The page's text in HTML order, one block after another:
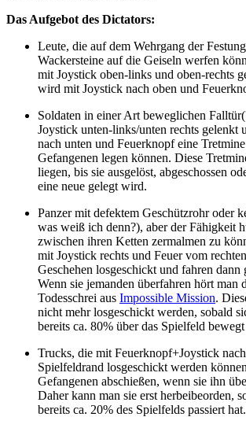
Das Aufgebot des Dictators:
Leute, die auf dem Wehrgang der
Wackersteine auf die Geiseln werfen
mit Joystick oben-links und oben-rechts
wird mit Joystick nach oben und
Soldaten in einer Art beweglichen
Joystick unten-links/unten rechts gelenkt
nach unten und Feuerknopf eine
Gefangenen legen können. Diese
liegen, bis sie ausgelöst, abgeschossen
eine neue gelegt wird.
Panzer mit defektem Geschützrohr oder
was weiß ich denn?), aber der Fähigkeit
zwischen ihren Ketten zermalmen zu
mit Joystick rechts und Feuer vom
Geschehen losgeschickt und fahren dann
Wenn sie jemanden überfahren hört man
Todesschrei aus Impossible Mission.
nicht mehr losgeschickt werden, sobald
bereits ca. 80% über das Spielfeld bewegt
Trucks, die mit Feuerknopf+Joystick
Spielfeldrand losgeschickt werden
Gefangenen abschießen, wenn sie ihn
Daher kann man sie erst herbeibeorden,
bereits ca. 20% des Spielfelds passiert hat.